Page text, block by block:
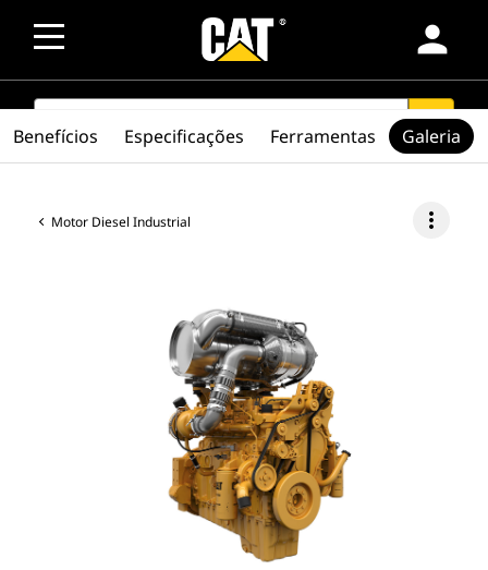
person
SEARCH search
Motor Diesel Industrial more_vert
Benefícios Especificações Ferramentas Galeria